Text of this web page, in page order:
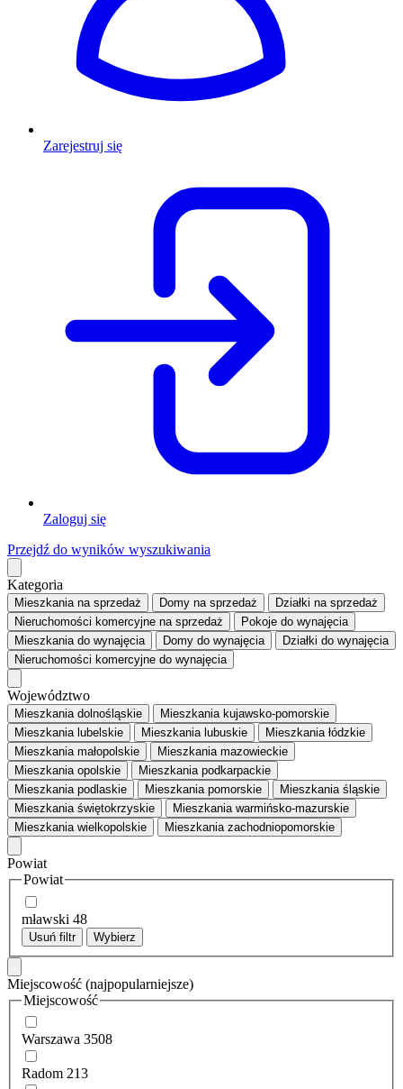
Zarejestruj się
Zaloguj się
Przejdź do wyników wyszukiwania
Kategoria
Mieszkaniana sprzedaż Domy na sprzedaż Działki na sprzedaż
Nieruchomości komercyjne na sprzedaż Pokoje do wynajęcia
Mieszkaniado wynajęcia Domy do wynajęcia Działki do wynajęcia
Nieruchomości komercyjne do wynajęcia
Województwo
Mieszkania dolnośląskie
Mieszkania kujawsko-pomorskie
Mieszkania lubelskie
Mieszkania lubuskie
Mieszkania łódzkie
Mieszkania małopolskie
Mieszkania mazowieckie
Mieszkania opolskie
Mieszkania podkarpackie
Mieszkania podlaskie
Mieszkania pomorskie
Mieszkania śląskie
Mieszkania świętokrzyskie
Mieszkania warmińsko-mazurskie
Mieszkania wielkopolskie
Mieszkania zachodniopomorskie
Powiat
Powiat
mławski 48
Usuń filtr Wybierz
Miejscowość (najpopularniejsze)
Miejscowość
Warszawa 3508
Radom 213